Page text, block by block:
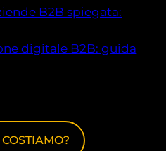
B2B spiegata:
digitale B2B: guida